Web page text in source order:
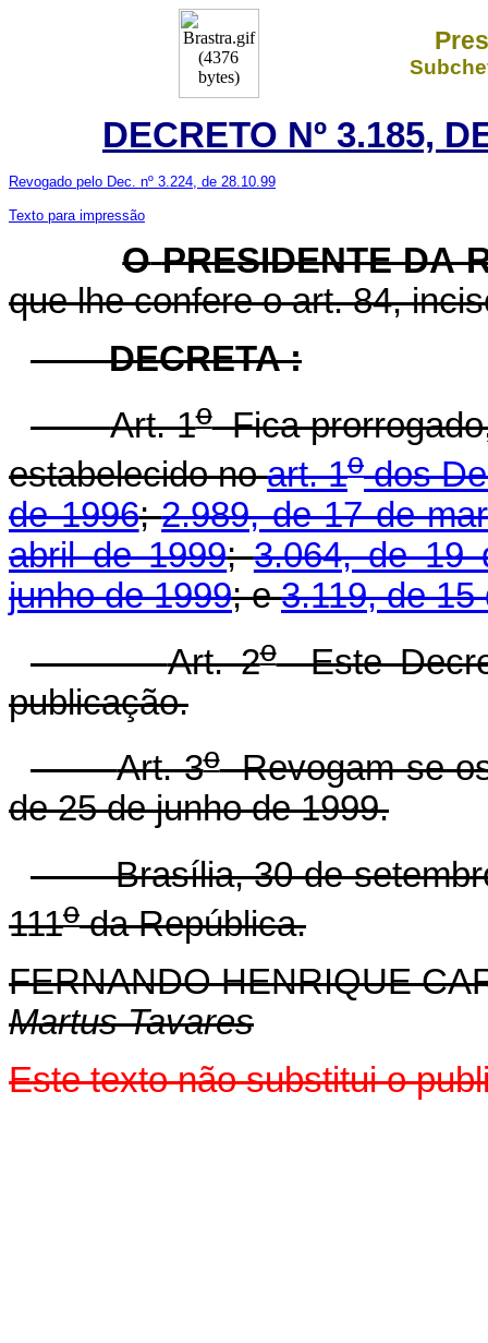
DECRETO Nº 3.185,
Revogado pelo Dec. nº 3.224, de 28.10.99
Texto para impressão
O PRESIDENTE DA
que lhe confere o art. 84,
DECRETA :
Art. 1oFica
estabelecido noart. 1odos
de 1996;2.989, de 17 de
abril de 1999;3.064, de 19
junho de 1999; e3.119, de 15
Art. 2oEste
publicação.
Art. 3oRevogam-se
de 25 de junho de 1999.
Brasília, 30 de setembro
111oda República.
FERNANDO HENRIQUE
Martus Tavares
Este texto não substitui o